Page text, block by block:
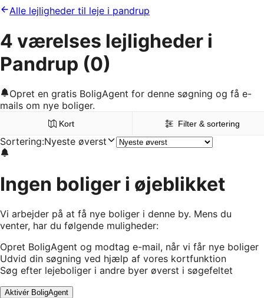
Alle lejligheder til leje i pandrup
4 værelses lejligheder i
Pandrup (0)
Opret en gratis BoligAgent for denne søgning og få e-
mails om nye boliger.
Kort Filter & sortering
Sortering:Nyeste øverst
Ingen boliger i øjeblikket
Vi arbejder på at få nye boliger i denne by. Mens du
venter, har du følgende muligheder:
Opret BoligAgent og modtag e-mail, når vi får nye boliger
Udvid din søgning ved hjælp af vores kortfunktion
Søg efter lejeboliger i andre byer øverst i søgefeltet
Aktivér BoligAgent